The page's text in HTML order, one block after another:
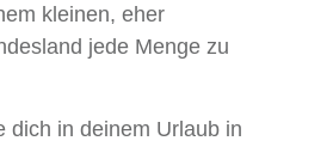
kleinen, eher
jede Menge zu
dich in deinem Urlaub in